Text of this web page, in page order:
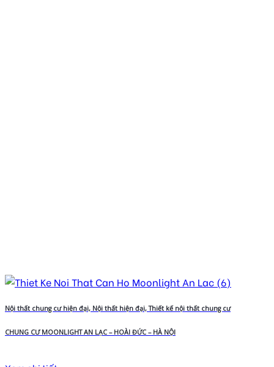
Nội thất chung cư hiện đại, Nội thất hiện đại, Thiết kế nội thất chung cư
CHUNG CƯ MOONLIGHT AN LẠC – HOÀI ĐỨC – HÀ NỘI